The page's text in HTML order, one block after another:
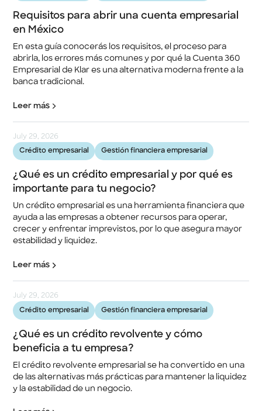
Requisitos para abrir una cuenta empresarial
en México
En esta guía conocerás los requisitos, el proceso para
abrirla, los errores más comunes y por qué la Cuenta 360
Empresarial de Klar es una alternativa moderna frente a la
banca tradicional.
Leer más
July 29, 2026
Crédito empresarial Gestión financiera empresarial
¿Qué es un crédito empresarial y por qué es
importante para tu negocio?
Un crédito empresarial es una herramienta financiera que
ayuda a las empresas a obtener recursos para operar,
crecer y enfrentar imprevistos, por lo que asegura mayor
estabilidad y liquidez.
Leer más
July 29, 2026
Crédito empresarial Gestión financiera empresarial
¿Qué es un crédito revolvente y cómo
beneficia a tu empresa?
El crédito revolvente empresarial se ha convertido en una
de las alternativas más prácticas para mantener la liquidez
y la estabilidad de un negocio.